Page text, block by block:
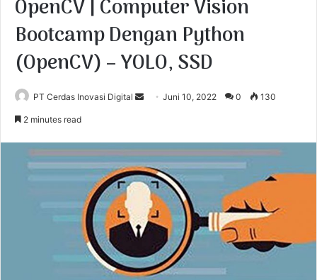
OpenCV | Computer Vision
Bootcamp Dengan Python
(OpenCV) – YOLO, SSD
PT Cerdas Inovasi Digital
d
a
n
m
a
l
Juni 10, 2022 0 130
2 minutes read